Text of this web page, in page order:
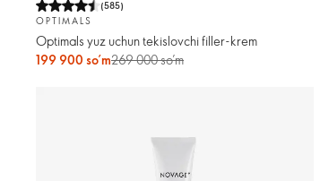
(585)
OPTIMALS
Optimals yuz uchun tekislovchi filler-krem
199 900 so’m269 000 so’m